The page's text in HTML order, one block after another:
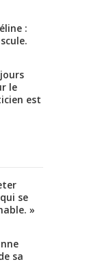
:
le
est
se
»
sa